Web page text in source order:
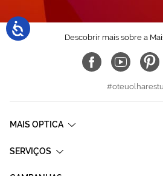
Descobrir mais sobre a
#oteuolharestu
MAIS OPTICA
SERVIÇOS